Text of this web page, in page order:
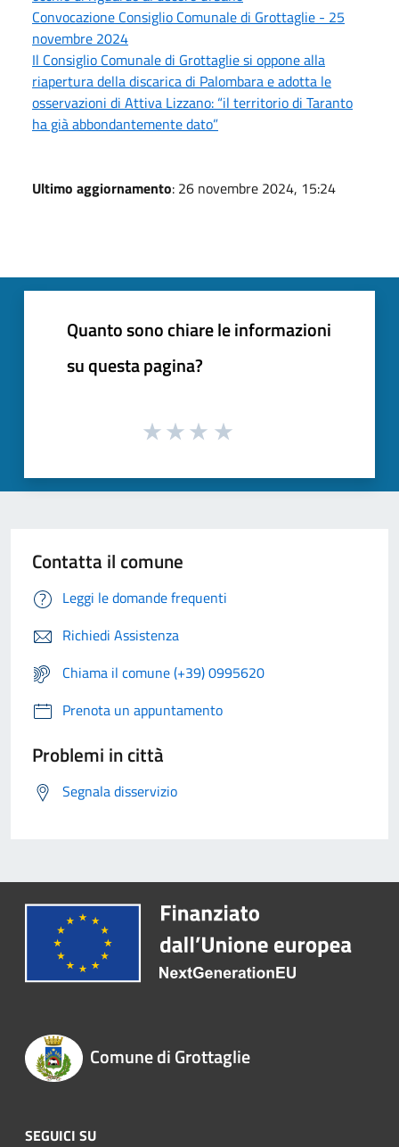
Convocazione Consiglio Comunale di Grottaglie - 25
novembre 2024
Il Consiglio Comunale di Grottaglie si oppone alla
riapertura della discarica di Palombara e adotta le
osservazioni di Attiva Lizzano: “il territorio di Taranto
ha già abbondantemente dato”
Ultimo aggiornamento: 26 novembre 2024, 15:24
Quanto sono chiare le informazioni
su questa pagina?
Contatta il comune
Leggi le domande frequenti
Richiedi Assistenza
Chiama il comune (+39) 0995620
Prenota un appuntamento
Problemi in città
Segnala disservizio
Comune di Grottaglie
SEGUICI SU